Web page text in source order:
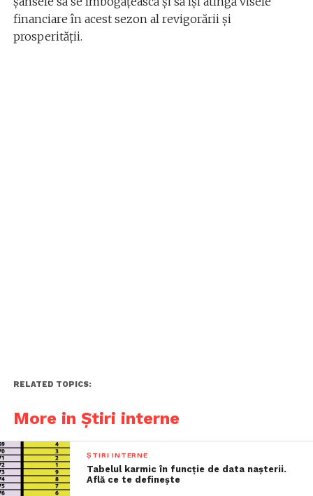
financiare în acest sezon al revigorării și
prosperității.
RELATED TOPICS:
More in Știri interne
ȘTIRI INTERNE
Tabelul karmic în funcție de data nașterii.
Află ce te definește